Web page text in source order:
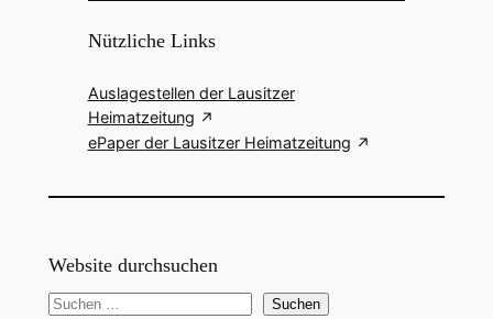
Nützliche Links
Auslagestellen der Lausitzer
Heimatzeitung
ePaper der Lausitzer Heimatzeitung
Website durchsuchen
S
Suchen